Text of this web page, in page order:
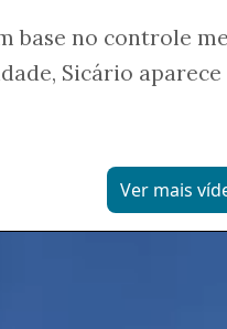
base no controle
Sicário aparece
Ver mais